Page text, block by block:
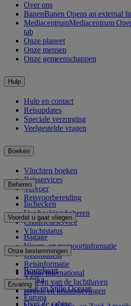
Over ons
BanenBanen Opens an external
MediacentrumMediacentrum
tab
Onze planeet
Onze mensen
Onze gemeenschappen
Hulp
Hulp en contact
Reisupdates
Speciale verzorging
Veelgestelde vragen
Boeken
Vluchten boeken
Reisservices
Vervoer
Reisvoorbereiding
Beheren
Inchecken
Uw boeking beheren
Chauffeurservice
Vluchtstatus
Voordat u gaat vliegen
Bagage
Visum- en paspoortinformatie
Gezondheid
Reisinformatie
Dubai International
Naar en van de luchthaven
Regels en kennisgevingen
Onze bestemmingen
Routekaart
Afrika
Azië en Stille Oceaan
Europa
Ervaring
Over de cabine